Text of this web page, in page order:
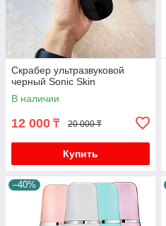
Скрабер ультразвуковой
черный Sonic Skin
В наличии
12 000 ₸ 20 000 ₸
Купить
–40%